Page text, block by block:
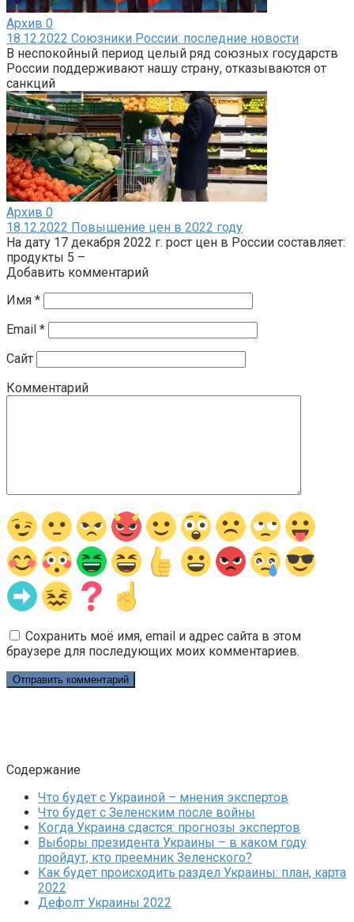
Архив 0
18.12.2022 Союзники России: последние новости
В неспокойный период целый ряд союзных государств
России поддерживают нашу страну, отказываются от
санкций
Архив 0
18.12.2022 Повышение цен в 2022 году
На дату 17 декабря 2022 г. рост цен в России составляет:
продукты 5 –
Добавить комментарий
Имя *
Email *
Сайт
Комментарий
Сохранить моё имя, email и адрес сайта в этом
браузере для последующих моих комментариев.
Содержание
Что будет с Украиной – мнения экспертов
Что будет с Зеленским после войны
Когда Украина сдастся: прогнозы экспертов
Выборы президента Украины – в каком году
пройдут, кто преемник Зеленского?
Как будет происходить раздел Украины: план, карта
2022
Дефолт Украины 2022